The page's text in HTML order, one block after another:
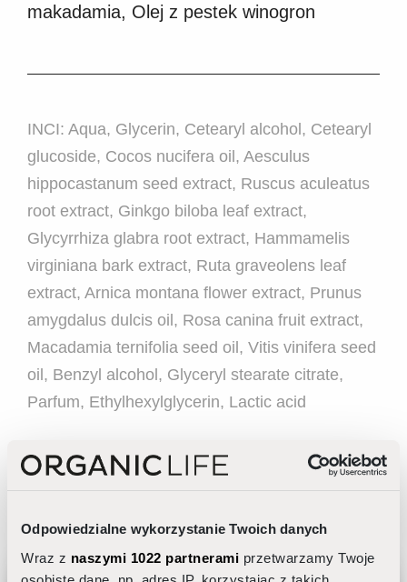
Odpowiedzialne wykorzystanie Twoich danych
Wraz z naszymi 1022 partnerami przetwarzamy Twoje
makadamia, Olej z pestek winogron
INCI: Aqua, Glycerin, Cetearyl alcohol, Cetearyl
glucoside, Cocos nucifera oil, Aesculus
hippocastanum seed extract, Ruscus aculeatus
root extract, Ginkgo biloba leaf extract,
Glycyrrhiza glabra root extract, Hammamelis
virginiana bark extract, Ruta graveolens leaf
extract, Arnica montana flower extract, Prunus
amygdalus dulcis oil, Rosa canina fruit extract,
Macadamia ternifolia seed oil, Vitis vinifera seed
oil, Benzyl alcohol, Glyceryl stearate citrate,
Parfum, Ethylhexylglycerin, Lactic acid